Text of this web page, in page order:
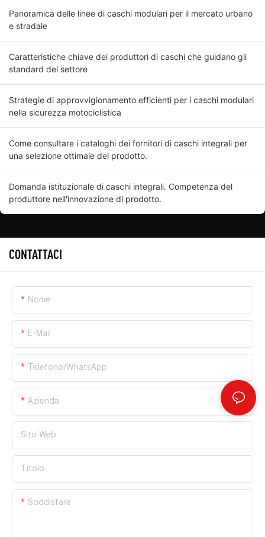
Panoramica delle linee di caschi modulari per il mercato urbano
e stradale
Caratteristiche chiave dei produttori di caschi che guidano gli
standard del settore
Strategie di approvvigionamento efficienti per i caschi modulari
nella sicurezza motociclistica
Come consultare i cataloghi dei fornitori di caschi integrali per
una selezione ottimale del prodotto.
Domanda istituzionale di caschi integrali. Competenza del
produttore nell'innovazione di prodotto.
CONTATTACI
Nome
E-Mail
Telefono/WhatsApp
Azienda
Sito Web
Titolo
Soddisfare